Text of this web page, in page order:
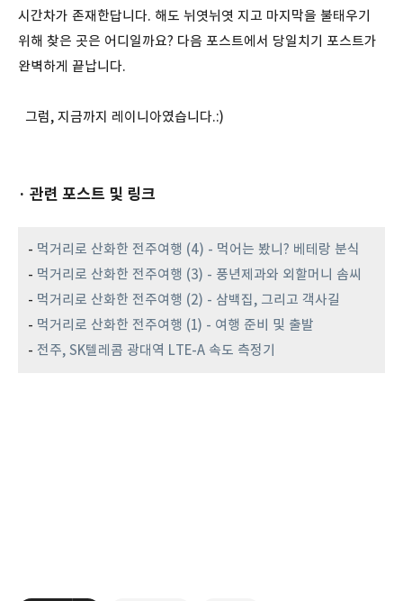
시간차가 존재한답니다. 해도 뉘엿뉘엿 지고 마지막을 불태우기
위해 찾은 곳은 어디일까요? 다음 포스트에서 당일치기 포스트가
완벽하게 끝납니다.
그럼, 지금까지 레이니아였습니다.:)
· 관련 포스트 및 링크
- 먹거리로 산화한 전주여행 (4) - 먹어는 봤니? 베테랑 분식
- 먹거리로 산화한 전주여행 (3) - 풍년제과와 외할머니 솜씨
- 먹거리로 산화한 전주여행 (2) - 삼백집, 그리고 객사길
- 먹거리로 산화한 전주여행 (1) - 여행 준비 및 출발
- 전주, SK텔레콤 광대역 LTE-A 속도 측정기